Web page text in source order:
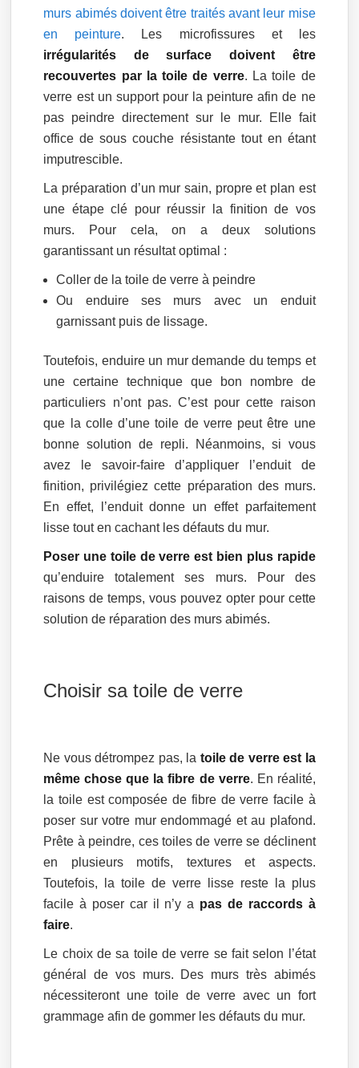
murs abimés doivent être traités avant leur mise
en peinture. Les microfissures et les
irrégularités de surface doivent être
recouvertes par la toile de verre. La toile de
verre est un support pour la peinture afin de ne
pas peindre directement sur le mur. Elle fait
office de sous couche résistante tout en étant
imputrescible.
La préparation d’un mur sain, propre et plan est
une étape clé pour réussir la finition de vos
murs. Pour cela, on a deux solutions
garantissant un résultat optimal :
Coller de la toile de verre à peindre
Ou enduire ses murs avec un enduit
garnissant puis de lissage.
Toutefois, enduire un mur demande du temps et
une certaine technique que bon nombre de
particuliers n’ont pas. C’est pour cette raison
que la colle d’une toile de verre peut être une
bonne solution de repli. Néanmoins, si vous
avez le savoir-faire d’appliquer l’enduit de
finition, privilégiez cette préparation des murs.
En effet, l’enduit donne un effet parfaitement
lisse tout en cachant les défauts du mur.
Poser une toile de verre est bien plus rapide
qu’enduire totalement ses murs. Pour des
raisons de temps, vous pouvez opter pour cette
solution de réparation des murs abimés.
Choisir sa toile de verre
Ne vous détrompez pas, la toile de verre est la
même chose que la fibre de verre. En réalité,
la toile est composée de fibre de verre facile à
poser sur votre mur endommagé et au plafond.
Prête à peindre, ces toiles de verre se déclinent
en plusieurs motifs, textures et aspects.
Toutefois, la toile de verre lisse reste la plus
facile à poser car il n’y a pas de raccords à
faire.
Le choix de sa toile de verre se fait selon l’état
général de vos murs. Des murs très abimés
nécessiteront une toile de verre avec un fort
grammage afin de gommer les défauts du mur.